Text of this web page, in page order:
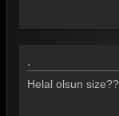
.
Helal olsun